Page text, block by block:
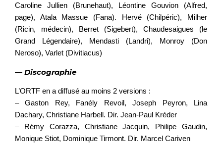
Caroline Jullien (Brunehaut), Léontine Gouvion (Alfred,
page), Atala Massue (Fana). Hervé (Chilpéric), Milher
(Ricin, médecin), Berret (Sigebert), Chaudesaigues (le
Grand Légendaire), Mendasti (Landri), Monroy (Don
Neroso), Varlet (Divitiacus)
— Discographie
L’ORTF en a diffusé au moins 2 versions :
– Gaston Rey, Fanély Revoil, Joseph Peyron, Lina
Dachary, Christiane Harbell. Dir. Jean-Paul Kréder
– Rémy Corazza, Christiane Jacquin, Philipe Gaudin,
Monique Stiot, Dominique Tirmont. Dir. Marcel Cariven